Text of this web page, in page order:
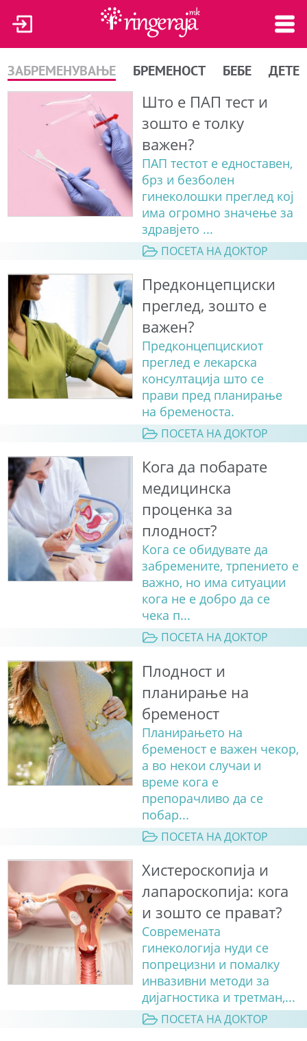
ЗАБРЕМЕНУВАЊЕ БРЕМЕНОСТ БЕБЕ ДЕТЕ
Што е ПАП тест и
зошто е толку
важен?
ПАП тестот е едноставен,
брз и безболен
гинеколошки преглед кој
има огромно значење за
здравјето ...
ПОСЕТА НА ДОКТОР
Предконцепциски
преглед, зошто е
важен?
Предконцепцискиот
преглед е лекарска
консултација што се
прави пред планирање
на бременоста.
ПОСЕТА НА ДОКТОР
Кога да побарате
медицинска
проценка за
плодност?
Кога се обидувате да
забремените, трпението е
важно, но има ситуации
кога не е добро да се
чека п...
ПОСЕТА НА ДОКТОР
Плодност и
планирање на
бременост
Планирањето на
бременост е важен чекор,
а во некои случаи и
време кога е
препорачливо да се
побар...
ПОСЕТА НА ДОКТОР
Хистероскопија и
лапароскопија: кога
и зошто се прават?
Современата
гинекологија нуди сe
попрецизни и помалку
инвазивни методи за
дијагностика и третман,...
ПОСЕТА НА ДОКТОР